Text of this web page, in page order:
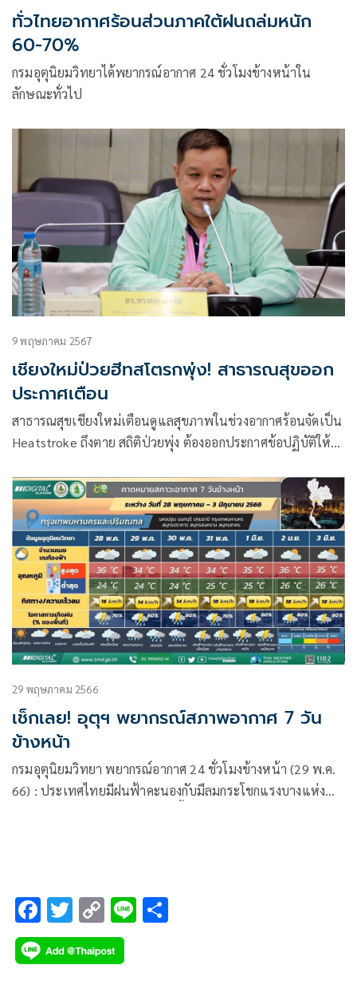
ทั่วไทยอากาศร้อนส่วนภาคใต้ฝนถล่มหนัก
60-70%
กรมอุตุนิยมวิทยาได้พยากรณ์อากาศ 24 ชั่วโมงข้างหน้าใน
ลักษณะทั่วไป
9 พฤษภาคม 2567
เชียงใหม่ป่วยฮีทสโตรกพุ่ง! สาธารณสุขออก
ประกาศเตือน
สาธารณสุขเชียงใหม่เตือนดูแลสุขภาพในช่วงอากาศร้อนจัดเป็น
Heatstroke ถึงตาย สถิติป่วยพุ่ง ต้องออกประกาศข้อปฏิบัติให้
29 พฤษภาคม 2566
เช็กเลย! อุตุฯ พยากรณ์สภาพอากาศ 7 วัน
ข้างหน้า
กรมอุตุนิยมวิทยา พยากรณ์อากาศ 24 ชั่วโมงข้างหน้า (29 พ.ค.
66) : ประเทศไทยมีฝนฟ้าคะนองกับมีลมกระโชกแรงบางแห่ง
F
ac
e
T
wi
tt
C
o
p
Li